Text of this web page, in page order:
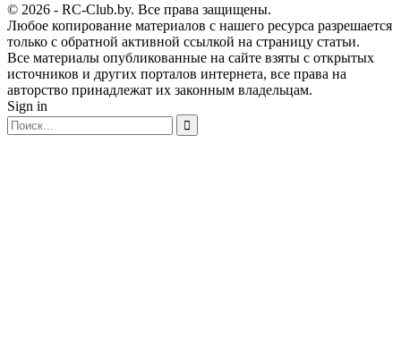
© 2026 - RC-Club.by. Все права защищены.
Любое копирование материалов с нашего ресурса разрешается
только с обратной активной ссылкой на страницу статьи.
Все материалы опубликованные на сайте взяты с открытых
источников и других порталов интернета, все права на
авторство принадлежат их законным владельцам.
Sign in